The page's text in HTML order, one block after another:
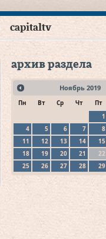
capitaltv
архив раздела
Ноябрь 2019
Пн Вт Ср Чт Пт
1
4
5 6 7 8
11
12 13 14 15
18
19 20 21 22
25
26 27 28 29